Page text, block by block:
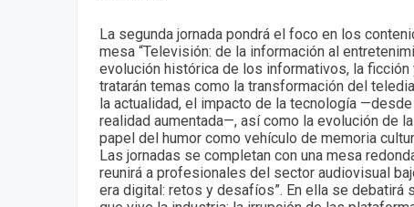
La segunda jornada pondrá el foco en los
mesa “Televisión: de la información al
evolución histórica de los informativos, la ficción
tratarán temas como la transformación del
la actualidad, el impacto de la tecnología
realidad aumentada—, así como la evolución de
papel del humor como vehículo de memoria
Las jornadas se completan con una mesa
reunirá a profesionales del sector audiovisual
era digital: retos y desafíos”. En ella se